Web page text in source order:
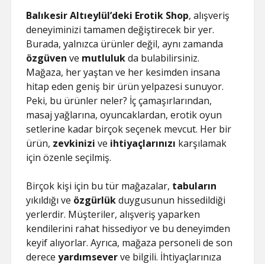
SAYFA LISTESI
Balıkesir Altıeylül’deki Erotik Shop, alışveriş
deneyiminizi tamamen değiştirecek bir yer.
Burada, yalnızca ürünler değil, aynı zamanda
özgüven ve mutlulukda bulabilirsiniz.
Mağaza, her yaştan ve her kesimden insana
hitap eden geniş bir ürün yelpazesi sunuyor.
Peki, bu ürünler neler? İç çamaşırlarından,
masaj yağlarına, oyuncaklardan, erotik oyun
setlerine kadar birçok seçenek mevcut. Her bir
ürün, zevkinizi ve ihtiyaçlarınızı karşılamak
için özenle seçilmiş.
Birçok kişi için bu tür mağazalar, tabuların
yıkıldığı ve özgürlükduygusunun hissedildiği
yerlerdir. Müşteriler, alışveriş yaparken
kendilerini rahat hissediyor ve bu deneyimden
keyif alıyorlar. Ayrıca, mağaza personeli de son
dereceyardımseverve bilgili. İhtiyaçlarınıza